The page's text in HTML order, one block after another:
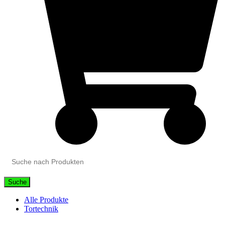
Suche
Alle Produkte
Tortechnik